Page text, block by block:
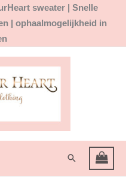
sweater | Snelle
| ophaalmogelijkheid in
Zoeken